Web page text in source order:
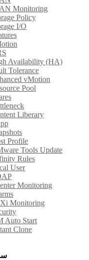
Monitoring
Policy
I/O
Availability (HA)
Tolerance
vMotion
Pool
Liberary
Profile
Tools Update
Rules
User
Monitoring
Monitoring
Auto Start
Clone